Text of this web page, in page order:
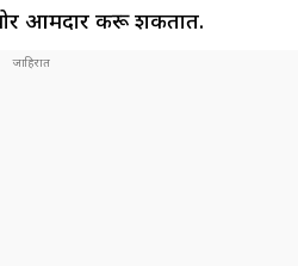
आमदार करू शकतात.